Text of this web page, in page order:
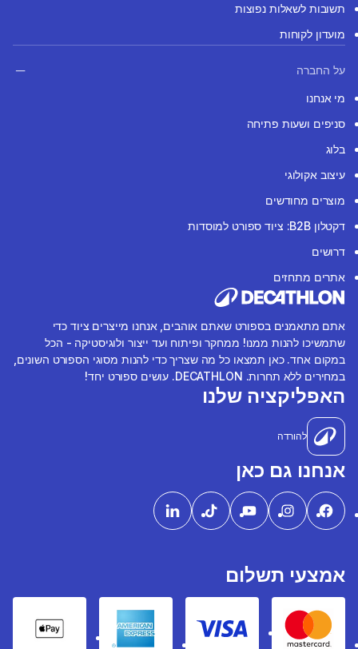
תשובות לשאלות נפוצות
מועדון לקוחות
על החברה
מי אנחנו
סניפים ושעות פתיחה
בלוג
עיצוב אקולוגי
מוצרים מחודשים
דקטלון B2B: ציוד ספורט למוסדות
דרושים
אתרים מתחזים
אתם מתאמנים בספורט שאתם אוהבים, אנחנו מייצרים ציוד כדי
שתמשיכו להנות ממנו! ממחקר ופיתוח ועד ייצור ולוגיסטיקה - הכל
במקום אחד. כאן תמצאו כל מה שצריך כדי להנות מסוגי הספורט השונים,
במחירים ללא תחרות. DECATHLON. עושים ספורט יחד!
האפליקציה שלנו
להורדה
אנחנו גם כאן
אמצעי תשלום
Mastercard
Visa
American express
Pay